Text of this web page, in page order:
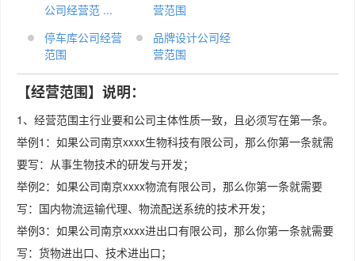
公司经营范 ...
营范围
停车库公司经营
范围
品牌设计公司经
营范围
【经营范围】说明：
1、经营范围主行业要和公司主体性质一致，且必须写在第一条。
举例1：如果公司南京xxxx生物科技有限公司，那么你第一条就需
要写：从事生物技术的研发与开发；
举例2：如果公司南京xxxx物流有限公司，那么你第一条就需要
写：国内物流运输代理、物流配送系统的技术开发；
举例3：如果公司南京xxxx进出口有限公司，那么你第一条就需要
写：货物进出口、技术进出口；